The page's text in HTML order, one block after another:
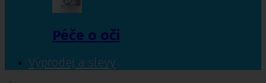
Péče o oči
Výprodej a slevy